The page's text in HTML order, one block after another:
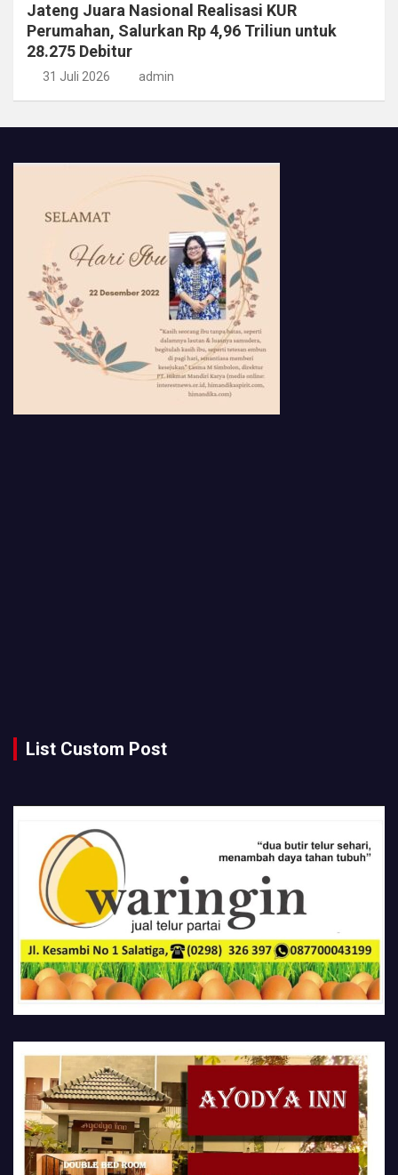
Jateng Juara Nasional Realisasi KUR
Perumahan, Salurkan Rp 4,96 Triliun untuk
28.275 Debitur
31 Juli 2026 admin
List Custom Post